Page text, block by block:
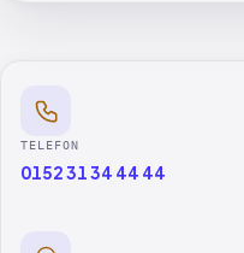
TELEFON
0152 31 34 44 44